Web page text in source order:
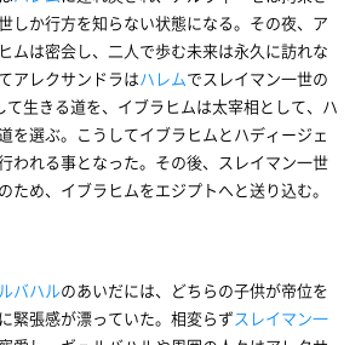
しか行方を知らない状態になる。その夜、ア
ムは密会し、二人で歩む未来は永久に訪れな
アレクサンドラはハレムでスレイマン一世の
生きる道を、イブラヒムは太宰相として、ハ
を選ぶ。こうしてイブラヒムとハディージェ
われる事となった。その後、スレイマン一世
ため、イブラヒムをエジプトへと送り込む。
バハルのあいだには、どちらの子供が帝位を
緊張感が漂っていた。相変らずスレイマン一